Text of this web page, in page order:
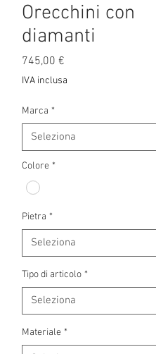
Orecchini con
diamanti
745,00 €
IVA inclusa
Marca *
Colore *
Pietra *
Tipo di articolo *
Materiale *